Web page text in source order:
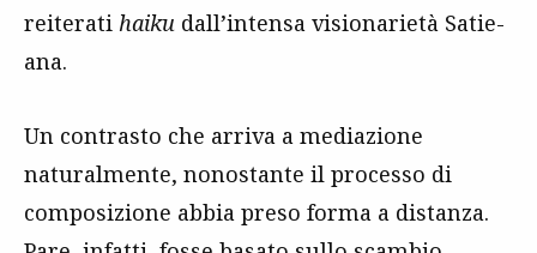
reiterati haiku dall’intensa visionarietà Satie-
ana.
Un contrasto che arriva a mediazione
naturalmente, nonostante il processo di
composizione abbia preso forma a distanza.